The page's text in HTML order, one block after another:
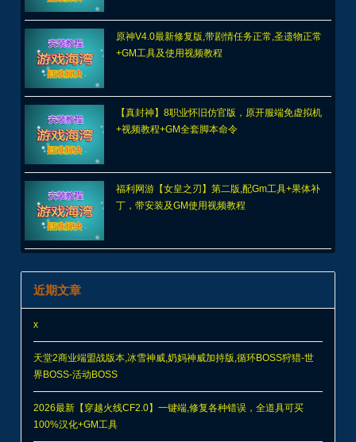
原神V4.0最新修复版,带剧情任务正常,圣遗物正常
+GM工具及使用视频教程
【真封神】8职业怀旧仿官版，原开服端免虚拟机
+视频教程+GM全套脚本命令
福利网游【女皇之刃】第二版,配Gm工具+果体补
丁，带安装及GM使用视频教程
近期文章
x
天堂2商业端盟战版本,冰雪神威,奶妈神威加持版,循环BOSS狩猎-世
界BOSS-活动BOSS
2026最新【穿越火线CF2.0】一键端,修复各种错误，全道具可买
100%汉化+GM工具